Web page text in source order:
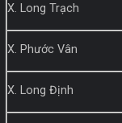
X. Long Trạch
X. Phước Vân
X. Long Định